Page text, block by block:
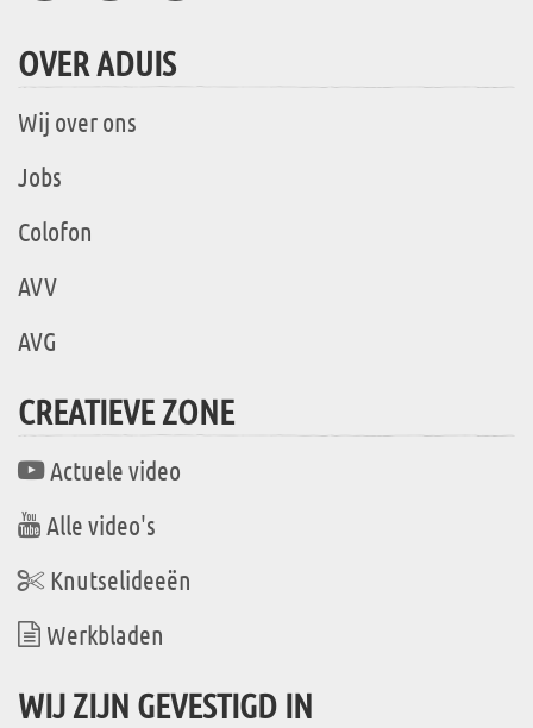
OVER ADUIS
Wij over ons
Jobs
Colofon
AVV
AVG
CREATIEVE ZONE
Actuele video
Alle video's
Knutselideeën
Werkbladen
WIJ ZIJN GEVESTIGD IN